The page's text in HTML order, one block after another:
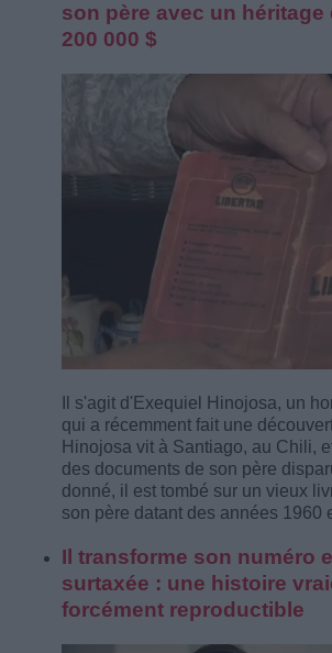
son père avec un héritage
200 000 $
Il s'agit d'Exequiel Hinojosa, un
qui a récemment fait une
Hinojosa vit à Santiago, au Chili,
des documents de son père
donné, il est tombé sur un vieux
son père datant des années 1960
Il transforme son numéro
surtaxée : une histoire
forcément reproductible